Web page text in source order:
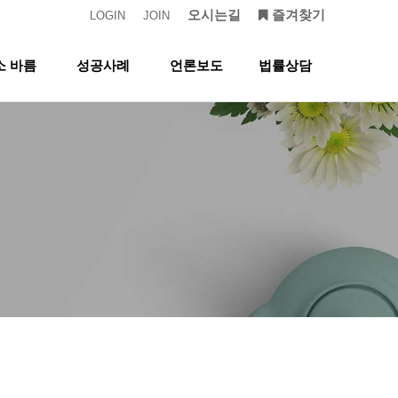
즐겨찾기
오시는길
JOIN
LOGIN
바름 성공사례 언론보도 법률상담